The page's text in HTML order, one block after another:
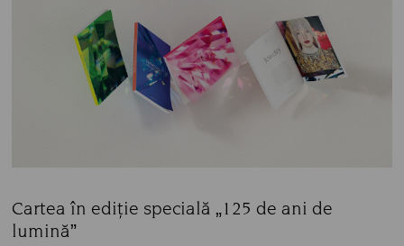
Cartea în ediție specială „125 de ani de
lumină”